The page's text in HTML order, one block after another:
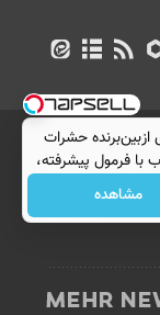
با ما
بازرگانی
All Content by
License.
ازبین‌برنده حشرات
با فرمول پیشرفته،
با انواع ساس
مشاهده